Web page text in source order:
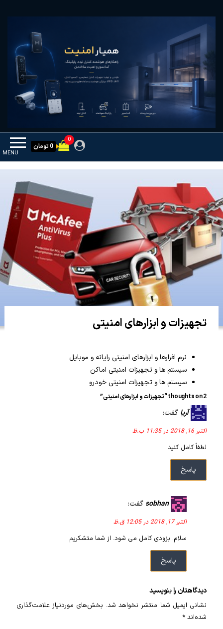
MENU
0
0 تومان
تجهیزات و ابزارهای امنیتی
نرم افزارها و ابزارهای امنیتی رایانه و موبایل
سیستم ها و تجهیزات امنیتی اماکن
سیستم ها و تجهیزات امنیتی خودرو
2 thoughts on “تجهیزات و ابزارهای امنیتی”
آریا گفت:
اکتبر 16, 2018 در 11:35 ب.ظ
لطفاً کامل کنید
پاسخ
sobhan گفت:
اکتبر 17, 2018 در 12:05 ق.ظ
سلام. بزودی کامل می شود. از شما متشکریم
پاسخ
دیدگاهتان را بنویسید
نشانی ایمیل شما منتشر نخواهد شد. بخش‌های موردنیاز علامت‌گذاری
شده‌اند *